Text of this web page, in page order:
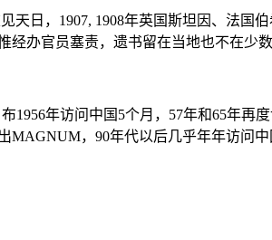
天日，1907, 1908年英国斯坦因、法国
办官员塞责，遗书留在当地也不在少
布1956年访问中国5个月，57年和65年
MAGNUM，90年代以后几乎年年访问中